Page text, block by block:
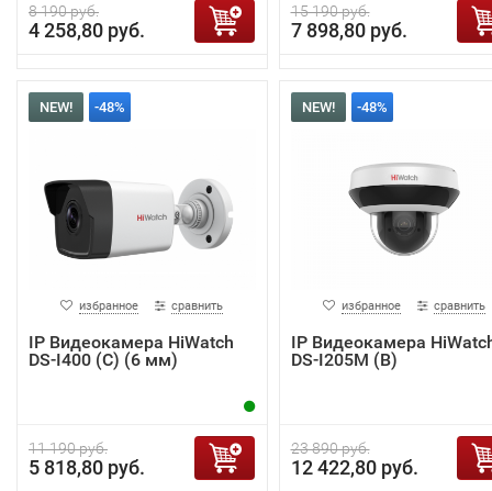
8 190 руб.
4 258,80 руб.
15 190 руб.
7 898,80 руб.
NEW! -48%
избранное сравнить
IP Видеокамера HiWatch
DS-I400 (С) (6 мм)
11 190 руб.
5 818,80 руб.
NEW! -48%
избранное сравнить
IP Видеокамера
DS-I205M (B)
23 890 руб.
12 422,80 руб.